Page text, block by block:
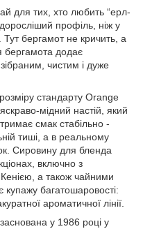
для тих, хто любить “ерл-
профіль, ніж у
бергамот не кричить, а
бергамота додає
чистим і дуже
стандарту Orange
мідний настій, який
смак стабільно -
тиші, а в реальному
Сировину для бленда
включно з
а також чайними
купажу багатошаровості:
ароматичної лінії.
у 1986 році у